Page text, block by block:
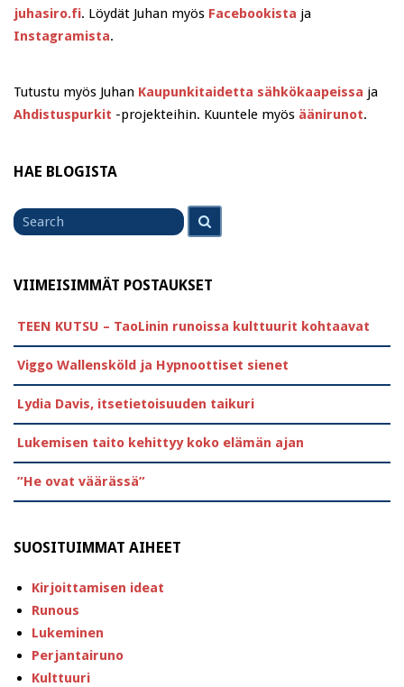
juhasiro.fi. Löydät Juhan myös Facebookista ja
Instagramista.
Tutustu myös Juhan Kaupunkitaidetta sähkökaapeissa ja
Ahdistuspurkit -projekteihin. Kuuntele myös äänirunot.
HAE BLOGISTA
Search
for
VIIMEISIMMÄT POSTAUKSET
TEEN KUTSU – TaoLinin runoissa kulttuurit kohtaavat
Viggo Wallensköld ja Hypnoottiset sienet
Lydia Davis, itsetietoisuuden taikuri
Lukemisen taito kehittyy koko elämän ajan
”He ovat väärässä”
SUOSITUIMMAT AIHEET
Kirjoittamisen ideat
Runous
Lukeminen
Perjantairuno
Kulttuuri